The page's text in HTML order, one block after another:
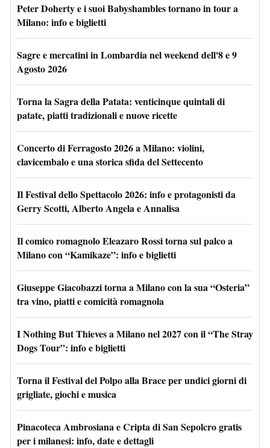
Peter Doherty e i suoi Babyshambles tornano in tour a
Milano: info e biglietti
Sagre e mercatini in Lombardia nel weekend dell'8 e 9
Agosto 2026
Torna la Sagra della Patata: venticinque quintali di
patate, piatti tradizionali e nuove ricette
Concerto di Ferragosto 2026 a Milano: violini,
clavicembalo e una storica sfida del Settecento
Il Festival dello Spettacolo 2026: info e protagonisti da
Gerry Scotti, Alberto Angela e Annalisa
Il comico romagnolo Eleazaro Rossi torna sul palco a
Milano con “Kamikaze”: info e biglietti
Giuseppe Giacobazzi torna a Milano con la sua “Osteria”
tra vino, piatti e comicità romagnola
I Nothing But Thieves a Milano nel 2027 con il “The Stray
Dogs Tour”: info e biglietti
Torna il Festival del Polpo alla Brace per undici giorni di
grigliate, giochi e musica
Pinacoteca Ambrosiana e Cripta di San Sepolcro gratis
per i milanesi: info, date e dettagli